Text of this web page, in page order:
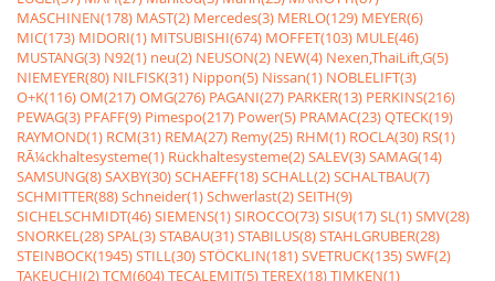
MASCHINEN(178) MAST(2) Mercedes(3) MERLO(129) MEYER(6)
MIC(173) MIDORI(1) MITSUBISHI(674) MOFFET(103) MULE(46)
MUSTANG(3) N92(1) neu(2) NEUSON(2) NEW(4) Nexen,ThaiLift,G(5)
NIEMEYER(80) NILFISK(31) Nippon(5) Nissan(1) NOBLELIFT(3)
O+K(116)OM(217)OMG(276) PAGANI(27) PARKER(13) PERKINS(216)
PEWAG(3) PFAFF(9) Pimespo(217) Power(5) PRAMAC(23)QTECK(19)
RAYMOND(1) RCM(31) REMA(27) Remy(25) RHM(1) ROCLA(30) RS(1)
RÃ¼ckhaltesysteme(1) Rückhaltesysteme(2)SALEV(3)SAMAG(14)
SAMSUNG(8)SAXBY(30)SCHAEFF(18)SCHALL(2)SCHALTBAU(7)
SCHMITTER(88)Schneider(1)Schwerlast(2)SEITH(9)
SICHELSCHMIDT(46)SIEMENS(1)SIROCCO(73)SISU(17)SL(1)SMV(28)
SNORKEL(28)SPAL(3)STABAU(31)STABILUS(8)STAHLGRUBER(28)
STEINBOCK(1945)STILL(30)STÖCKLIN(181)SVETRUCK(135)SWF(2)
TAKEUCHI(2)TCM(604)TECALEMIT(5)TEREX(18)TIMKEN(1)